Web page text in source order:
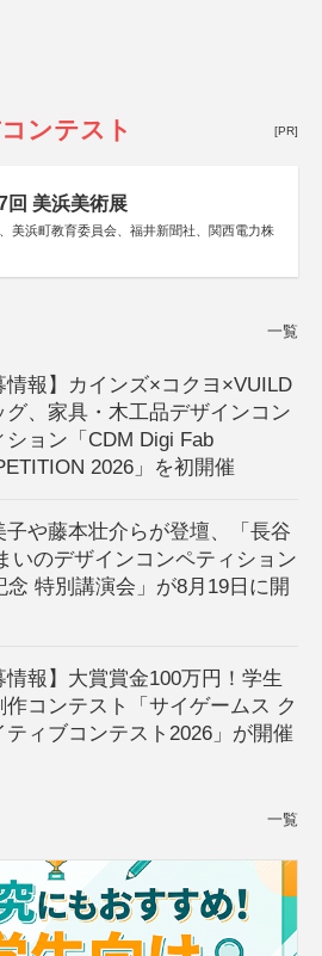
ンテスト [PR]
回 美浜美術展
美浜町教育委員会、福井新聞社、関西電力株
一覧
情報】カインズ×コクヨ×VUILD
グ、家具・木工品デザインコン
ション「CDM Digi Fab
2026」を初開催
子や藤本壮介らが登壇、「長谷
いのデザインコンペティション
念 特別講演会」が8月19日に開
情報】大賞賞金100万円！学生
作コンテスト「サイゲームス ク
ティブコンテスト2026」が開催
一覧